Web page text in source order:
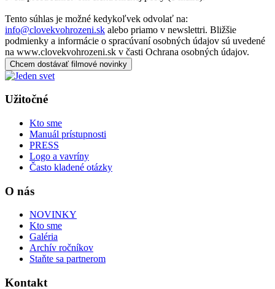
Tento súhlas je možné kedykoľvek odvolať na:
info@clovekvohrozeni.sk alebo priamo v newslettri. Bližšie
podmienky a informácie o spracúvaní osobných údajov sú uvedené
na www.clovekvohrozeni.sk v časti Ochrana osobných údajov.
Chcem dostávať filmové novinky
Užitočné
Kto sme
Manuál prístupnosti
PRESS
Logo a vavríny
Často kladené otázky
O nás
NOVINKY
Kto sme
Galéria
Archív ročníkov
Staňte sa partnerom
Kontakt